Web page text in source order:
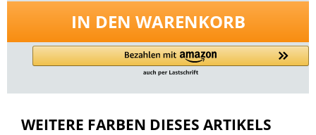
IN DEN WARENKORB
WEITERE FARBEN DIESES ARTIKELS